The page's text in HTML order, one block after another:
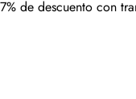
7% de descuento con